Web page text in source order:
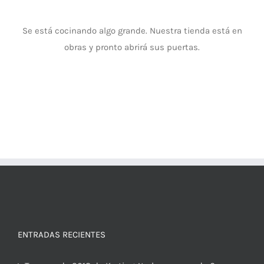
Se está cocinando algo grande. Nuestra tienda está en
obras y pronto abrirá sus puertas.
ENTRADAS RECIENTES